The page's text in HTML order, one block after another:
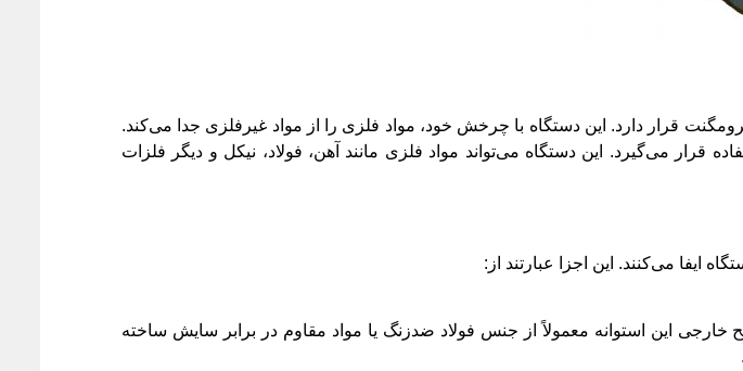
قرار دارد. این دستگاه با چرخش خود، مواد فلزی را از مواد غیرفلزی جدا می‌کند.
قرار می‌گیرد. این دستگاه می‌تواند مواد فلزی مانند آهن، فولاد، نیکل و دیگر فلزات
می‌کنند. این اجزا عبارتند از:
این استوانه معمولاً از جنس فولاد ضدزنگ یا مواد مقاوم در برابر سایش ساخته